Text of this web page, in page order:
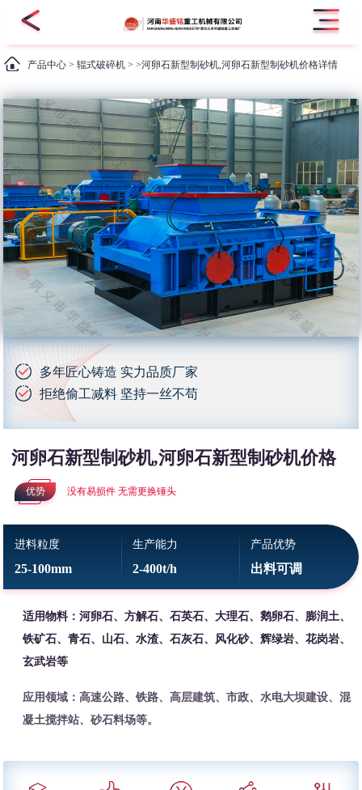
产品中心 >辊式破碎机 > >河卵石新型制砂机,河卵石新型制砂机价格详情
多年匠心铸造 实力品质厂家
拒绝偷工减料 坚持一丝不苟
河卵石新型制砂机,河卵石新型制砂机价格
优势 没有易损件 无需更换锤头
进料粒度
25-100mm
生产能力
2-400t/h
产品优势
出料可调
适用物料：河卵石、方解石、石英石、大理石、鹅卵石、膨润土、
铁矿石、青石、山石、水渣、石灰石、风化砂、辉绿岩、花岗岩、
玄武岩等
应用领域：高速公路、铁路、高层建筑、市政、水电大坝建设、混
凝土搅拌站、砂石料场等。